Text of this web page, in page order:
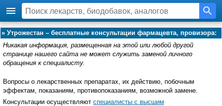
» Утрожестан – бесплатные консультации фармацевта, провизора:
Никакая информация, размещенная на этой или любой другой
странице нашего сайта не может служить заменой личного
обращения к специалисту.
Вопросы о лекарственных препаратах, их действию, побочным
эффектам, показаниям, противопоказаниям, возможной замене.
Консультации осуществляют специалисты с высшим